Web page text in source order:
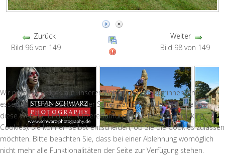
Zurück
Bild 96 von 149
Weiter
Bild 98 von 149
Wir nutzen Cookies auf unserer Website. Einige von ihnen sind
essenziell für den Betrieb der Seite, während andere uns helfen,
diese Website und die Nutzererfahrung zu verbessern (Tracking
Cookies). Sie können selbst entscheiden, ob Sie die Cookies zulassen
möchten. Bitte beachten Sie, dass bei einer Ablehnung womöglich
nicht mehr alle Funktionalitäten der Seite zur Verfügung stehen.